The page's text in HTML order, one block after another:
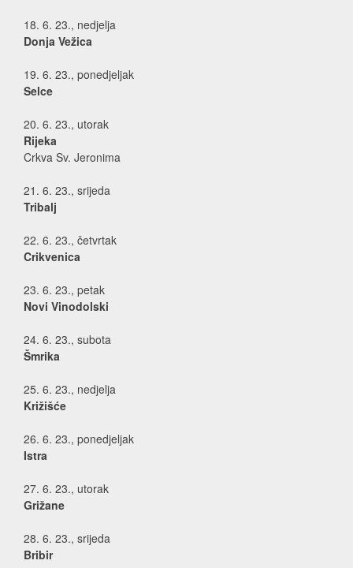
18. 6. 23., nedjelja
Donja Vežica
19. 6. 23., ponedjeljak
Selce
20. 6. 23., utorak
Rijeka
Crkva Sv. Jeronima
21. 6. 23., srijeda
Tribalj
22. 6. 23., četvrtak
Crikvenica
23. 6. 23., petak
Novi Vinodolski
24. 6. 23., subota
Šmrika
25. 6. 23., nedjelja
Križišće
26. 6. 23., ponedjeljak
Istra
27. 6. 23., utorak
Grižane
28. 6. 23., srijeda
Bribir